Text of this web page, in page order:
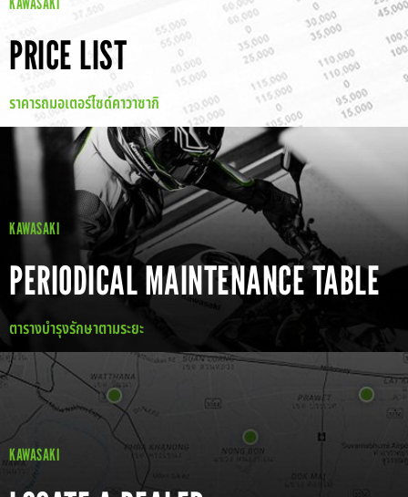
PRICE LIST
ราคารถมอเตอร์ไซด์คาวาซากิ
KAWASAKI
PERIODICAL MAINTENANCE TABLE
ตารางบำรุงรักษาตามระยะ
KAWASAKI